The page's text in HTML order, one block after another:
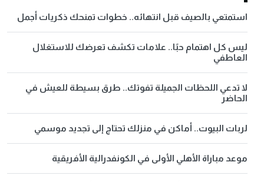
استمتعي بالصيف قبل انتهائه.. خطوات تمنحك ذكريات أجمل
ليس كل اهتمام حبًا.. علامات تكشف تعرضك للاستغلال
العاطفي
لا تدعي اللحظات الجميلة تفوتك.. طرق بسيطة للعيش في
الحاضر
لربات البيوت.. أماكن في منزلك تحتاج إلى تجديد موسمي
موعد مباراة الأهلي الأولى في الكونفدرالية الأفريقية